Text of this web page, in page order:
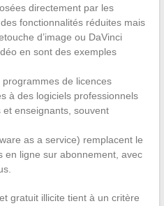
directement par les
fonctionnalités réduites mais
d’image ou DaVinci
en sont des exemples
de licences
à des logiciels professionnels
enseignants, souvent
as a service) remplacent le
en ligne sur abonnement, avec
gratuit illicite tient à un critère